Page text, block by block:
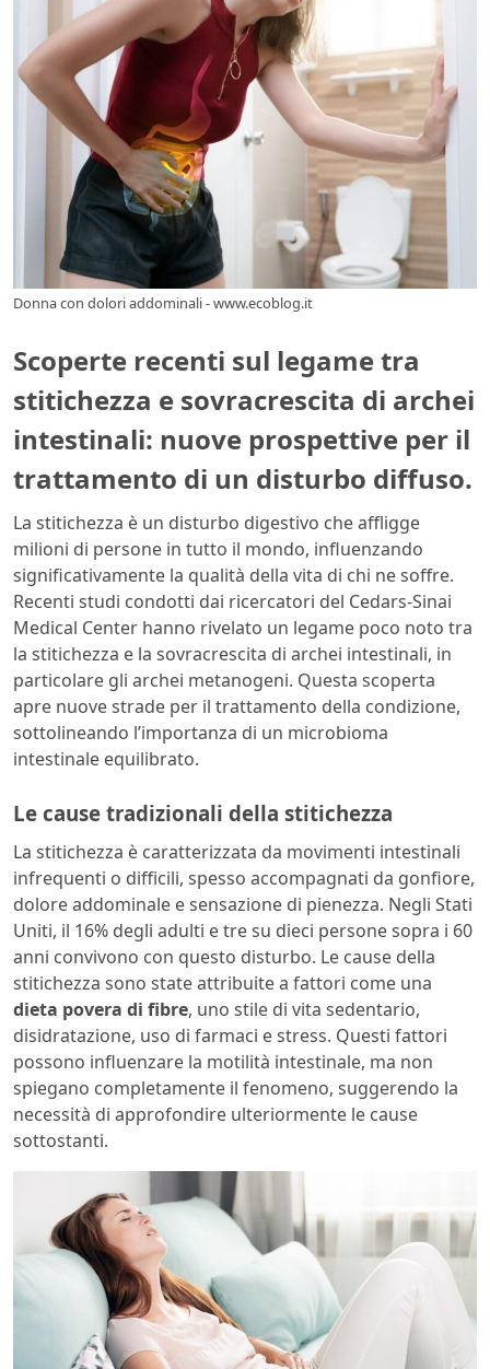
Donna con dolori addominali - www.ecoblog.it
Scoperte recenti sul legame tra
stitichezza e sovracrescita di archei
intestinali: nuove prospettive per il
trattamento di un disturbo diffuso.
La stitichezza è un disturbo digestivo che affligge
milioni di persone in tutto il mondo, influenzando
significativamente la qualità della vita di chi ne soffre.
Recenti studi condotti dai ricercatori del Cedars-Sinai
Medical Center hanno rivelato un legame poco noto tra
la stitichezza e la sovracrescita di archei intestinali, in
particolare gli archei metanogeni. Questa scoperta
apre nuove strade per il trattamento della condizione,
sottolineando l’importanza di un microbioma
intestinale equilibrato.
Le cause tradizionali della stitichezza
La stitichezza è caratterizzata da movimenti intestinali
infrequenti o difficili, spesso accompagnati da gonfiore,
dolore addominale e sensazione di pienezza. Negli Stati
Uniti, il 16% degli adulti e tre su dieci persone sopra i 60
anni convivono con questo disturbo. Le cause della
stitichezza sono state attribuite a fattori come una
dieta povera di fibre, uno stile di vita sedentario,
disidratazione, uso di farmaci e stress. Questi fattori
possono influenzare la motilità intestinale, ma non
spiegano completamente il fenomeno, suggerendo la
necessità di approfondire ulteriormente le cause
sottostanti.